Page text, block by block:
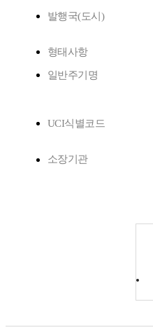
발행국(도시)
형태사항
일반주기명
UCI식별코드
소장기관